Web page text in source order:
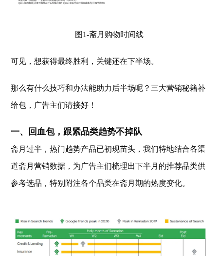
图1-斋月购物时间线
可见，想获得最终胜利，关键还在下半场。
那么有什么技巧和办法能助力后半场呢？三大营销秘籍补
给包，广告主们请接好！
一、回血包，跟紧品类趋势不掉队
斋月过半，热门趋势产品已初现苗头，我们特地结合各渠
道斋月营销数据，为广告主们梳理出下半月的推荐品类供
参考选品，特别附注各个品类在斋月期的热度变化。